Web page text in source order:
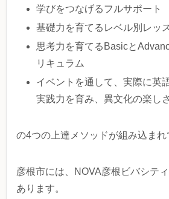
学びをつなげるフルサポート
基礎力を育てるレベル別レッ
思考力を育てるBasicと
リキュラム
イベントを通して、実際に英
実践力を育み、異文化の楽し
の4つの上達メソッドが組み込まれ
彦根市には、NOVA彦根ビバシテ
あります。